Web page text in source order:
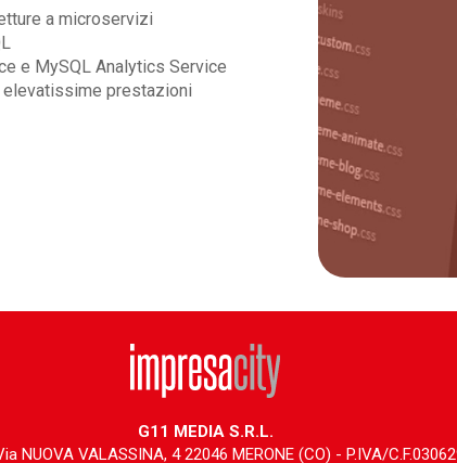
a microservizi
e MySQL Analytics Service
prestazioni
G11 MEDIA S.R.L.
NUOVA VALASSINA, 4 22046 MERONE (CO) - P.IVA/